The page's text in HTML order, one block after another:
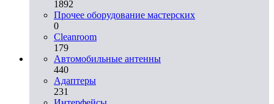
1892
Прочее оборудование мастерских
0
Cleanroom
179
Автомобильные антенны
440
Адаптеры
231